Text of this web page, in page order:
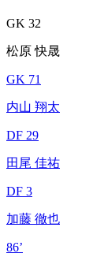
GK 32
松原 快晟
GK 71
内山 翔太
DF 29
田尾 佳祐
DF 3
加藤 徹也
86’